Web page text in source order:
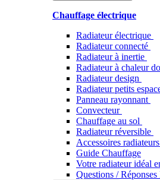
Chauffage électrique
Radiateur électrique
Radiateur connecté
Radiateur à inertie
Radiateur à chaleur
Radiateur design
Radiateur petits
Panneau rayonnant
Convecteur
Chauffage au sol
Radiateur réversible
Accessoires radiateurs
Guide Chauffage
Votre radiateur idéal
Questions / Réponses